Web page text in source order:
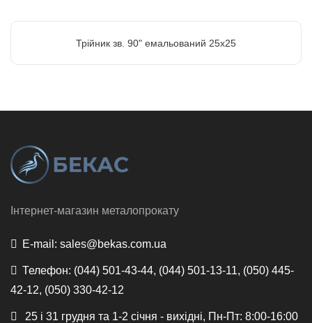
Трійник зв. 90" емальований 25х25
Інтернет-магазин металопрокату
E-mail: sales@bekas.com.ua
Телефон: (044) 501-43-44, (044) 501-13-11, (050) 445-
42-12, (050) 330-42-12
25 і 31 грудня та 1-2 січня - вихідні, Пн-Пт: 8:00-16:00